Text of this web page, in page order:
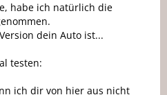
habe ich natürlich die
dein Auto ist...
testen:
ich dir von hier aus nicht